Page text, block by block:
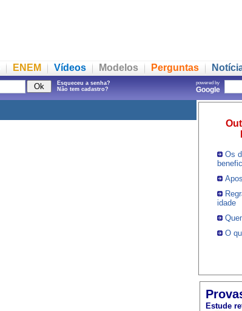
ENEM Vídeos Modelos Perguntas
Esqueceu a senha?
Não tem cadastro?
powered by
Google
Os
idade
O
Estude